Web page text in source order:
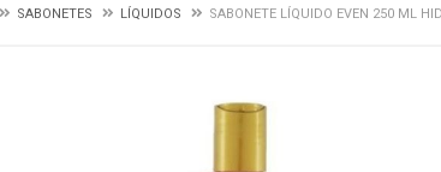
SABONETES LÍQUIDOS SABONETE LÍQUIDO EVEN 250 ML